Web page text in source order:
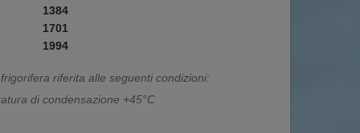
1384
1701
1994
riferita alle seguenti condizioni:
di condensazione +45°C